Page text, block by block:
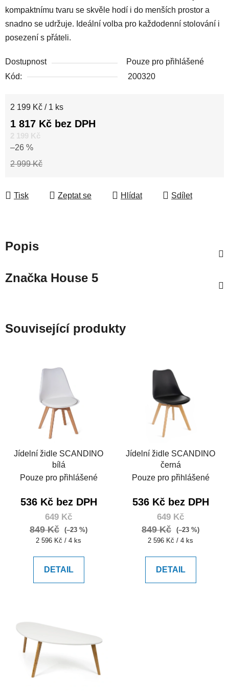
kompaktnímu tvaru se skvěle hodí i do menších prostor a
snadno se udržuje. Ideální volba pro každodenní stolování i
posezení s přáteli.
Dostupnost
Pouze pro přihlášené
Kód:
200320
2 999 Kč
–26 %
2 199 Kč
1 817 Kč bez DPH
Měrná cena:
2 199 Kč / 1 ks
Tisk Zeptat se Hlídat Sdílet
Popis
ZnačkaHouse 5
Související produkty
Jídelní židle SCANDINO
bílá
Pouze pro přihlášené
536 Kč bez DPH
649 Kč
849 Kč
(–23 %)
Měrná
2 596 Kč / 4 ks
DETAIL
Jídelní židle SCANDINO
černá
Pouze pro přihlášené
536 Kč bez DPH
649 Kč
849 Kč
(–23 %)
Měrná
2 596 Kč / 4 ks
DETAIL